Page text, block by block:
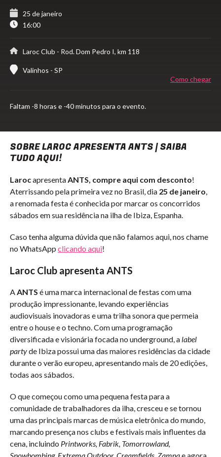
25 de janeiro
16:00
Laroc Club - Rod. Dom Pedro I, km 118
Valinhos - SP
Como chegar
Faltam -8 horas e -40 minutos para o evento.
SOBRE LAROC APRESENTA ANTS | SAIBA
TUDO AQUI!
LarocapresentaANTS, compre aqui com desconto!
Aterrissando pela primeira vez no Brasil, dia 25 de janeiro,
a renomada festa é conhecida por marcar os concorridos
sábados em sua residência na ilha de Ibiza, Espanha.
Caso tenha alguma dúvida que não falamos aqui, nos chame
no WhatsApp clicando aqui!
Laroc Club apresenta ANTS
AANTS é uma marca internacional de festas com uma
produção impressionante, levando experiências
audiovisuais inovadoras e uma trilha sonora que permeia
entre o house e o techno. Com uma programação
diversificada e visionária focada no underground, a label
partyde Ibiza possui uma das maiores residências da cidade
durante o verão europeu, apresentando mais de 20 edições,
todas aos sábados.
O que começou como uma pequena festa para a
comunidade de trabalhadores da ilha, cresceu e se tornou
uma das principais marcas de música eletrônica do mundo,
marcando presença nos clubs e festivais mais influentes da
cena, incluindo Printworks, Fabrik, Tomorrowland,